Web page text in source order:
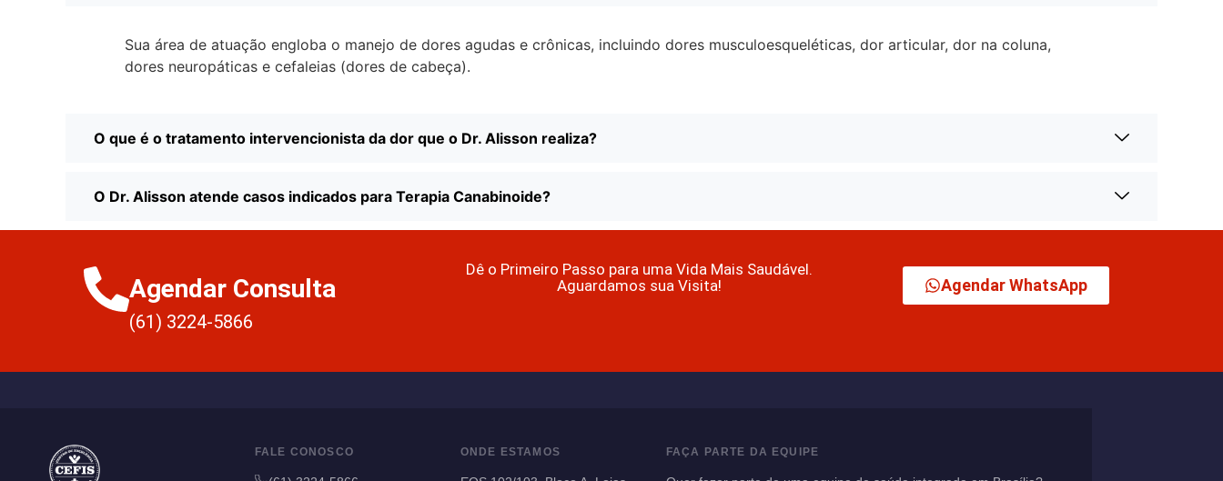
Sua área de atuação engloba o manejo de dores agudas e crônicas, incluindo dores musculoesqueléticas, dor articular, dor na coluna,
dores neuropáticas e cefaleias (dores de cabeça).
O que é o tratamento intervencionista da dor que o Dr. Alisson realiza?
O Dr. Alisson atende casos indicados para Terapia Canabinoide?
Agendar Consulta
(61) 3224-5866
Dê o Primeiro Passo para uma Vida Mais Saudável.
Aguardamos sua Visita!
Agendar WhatsApp
FALE CONOSCO ONDE ESTAMOS FAÇA PARTE DA EQUIPE